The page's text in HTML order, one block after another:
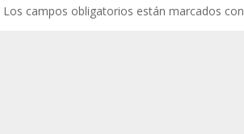
Los campos obligatorios están marcados con